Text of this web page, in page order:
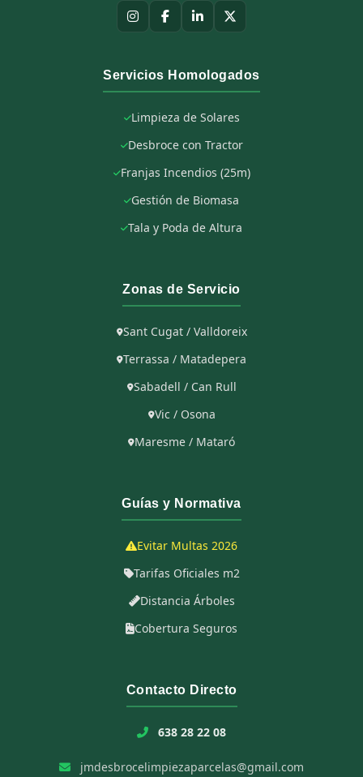
Servicios Homologados
Limpieza de Solares
Desbroce con Tractor
Franjas Incendios (25m)
Gestión de Biomasa
Tala y Poda de Altura
Zonas de Servicio
Sant Cugat / Valldoreix
Terrassa / Matadepera
Sabadell / Can Rull
Vic / Osona
Maresme / Mataró
Guías y Normativa
Evitar Multas 2026
Tarifas Oficiales m2
Distancia Árboles
Cobertura Seguros
Contacto Directo
638 28 22 08
jmdesbrocelimpiezaparcelas@gmail.com